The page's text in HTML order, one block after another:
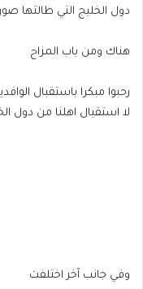
دول الخليج التي طالتها
هناك ومن باب المزاح
رحبوا مبكرا باستقبال
لا استقيال اهلنا من دول
وفي جانب آخر اختلفت